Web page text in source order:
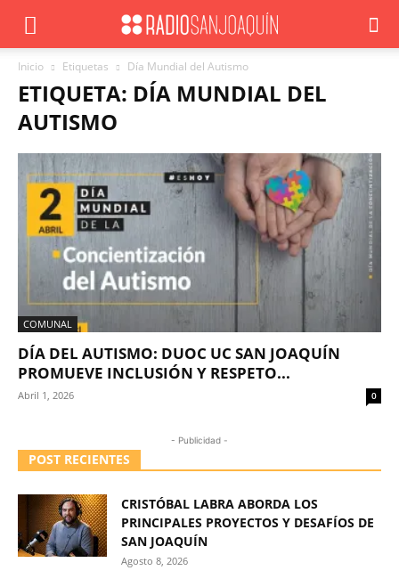
Inicio Etiquetas Día Mundial del Autismo
ETIQUETA: DÍA MUNDIAL DEL
AUTISMO
COMUNAL
DÍA DEL AUTISMO: DUOC UC SAN JOAQUÍN
PROMUEVE INCLUSIÓN Y RESPETO...
Abril 1, 2026 0
- Publicidad -
POST RECIENTES
CRISTÓBAL LABRA ABORDA LOS
PRINCIPALES PROYECTOS Y DESAFÍOS DE
SAN JOAQUÍN
Agosto 8, 2026